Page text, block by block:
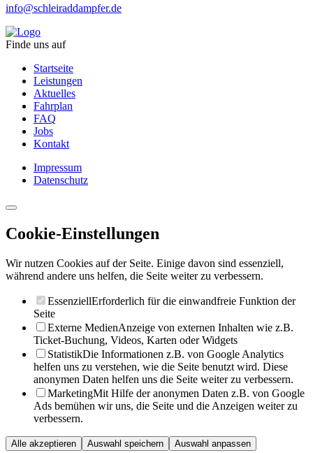
info@schleiraddampfer.de
Finde uns auf
Startseite
Leistungen
Aktuelles
Fahrplan
FAQ
Jobs
Kontakt
Impressum
Datenschutz
Cookie-Einstellungen
Wir nutzen Cookies auf der Seite. Einige davon sind essenziell,
während andere uns helfen, die Seite weiter zu verbessern.
EssenziellErforderlich für die einwandfreie Funktion der
Seite
Externe MedienAnzeige von externen Inhalten wie z.B.
Ticket-Buchung, Videos, Karten oder Widgets
StatistikDie Informationen z.B. von Google Analytics
helfen uns zu verstehen, wie die Seite benutzt wird. Diese
anonymen Daten helfen uns die Seite weiter zu verbessern.
MarketingMit Hilfe der anonymen Daten z.B. von Google
Ads bemühen wir uns, die Seite und die Anzeigen weiter zu
verbessern.
Alle akzeptieren Auswahl speichern Auswahl anpassen